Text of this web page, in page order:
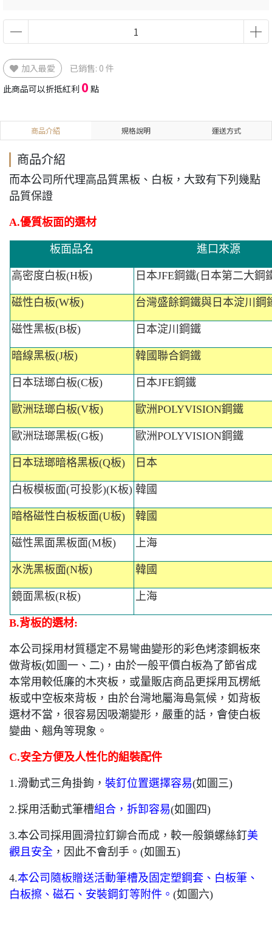
加入最愛
已銷售: 0 件
此商品可以折抵紅利 0 點
商品介紹 規格說明 運送方式
商品介紹
而本公司所代理高品質黑板、白板，大致有下列幾點
品質保證
A.優質板面的選材
板面品名 進口來源
高密度白板(H板) 日本JFE鋼鐵(日本第二大鋼
磁性白板(W板) 台灣盛餘鋼鐵與日本淀川鋼
磁性黑板(B板) 日本淀川鋼鐵
暗線黑板(J板) 韓國聯合鋼鐵
日本琺瑯白板(C板) 日本JFE鋼鐵
歐洲琺瑯白板(V板) 歐洲POLYVISION鋼鐵
歐洲琺瑯黑板(G板) 歐洲POLYVISION鋼鐵
日本琺瑯暗格黑板(Q板) 日本
白板模板面(可投影)(K板) 韓國
暗格磁性白板板面(U板) 韓國
磁性黑面黑板面(M板) 上海
水洗黑板面(N板) 韓國
鏡面黑板(R板) 上海
B.背板的選材:
本公司採用材質穩定不易彎曲變形的彩色烤漆鋼板來
做背板(如圖一、二) ，由於一般平價白板為了節省成
本常用較低廉的木夾板，或量販店商品更採用瓦楞紙
板或中空板來背板，由於台灣地屬海島氣候，如背板
選材不當，很容易因吸潮變形，嚴重的話，會使白板
變曲、翹角等現象。
C.安全方便及人性化的組裝配件
1.滑動式三角掛鉤， 裝釘位置選擇容易(如圖三)
2.採用活動式筆槽組合，拆卸容易(如圖四)
3.本公司採用圓滑拉釘鉚合而成，較一般鎖螺絲釘美
觀且安全 ，因此不會刮手。 (如圖五)
4.本公司隨板贈送活動筆槽及固定塑鋼套、白板筆、
白板擦、磁石、安裝鋼釘等附件。 (如圖六)